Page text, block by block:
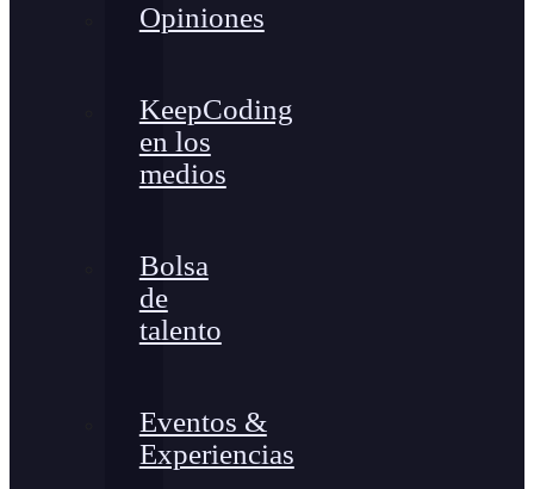
Opiniones
KeepCoding
en los
medios
Bolsa
de
talento
Eventos &
Experiencias